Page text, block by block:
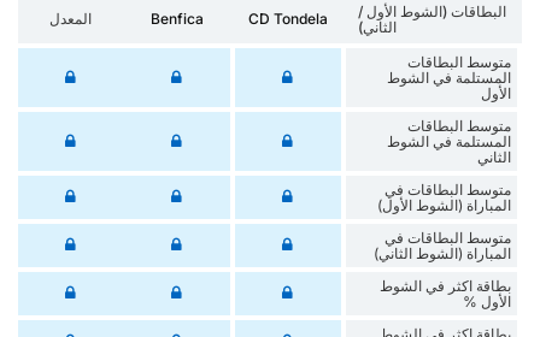
البطاقات (الشوط الأول /
الثاني)
CD Tondela
Benfica المعدل
متوسط البطاقات
المستلمة في الشوط
الأول
متوسط البطاقات
المستلمة في الشوط
الثاني
متوسط البطاقات في
المباراة (الشوط الأول)
متوسط البطاقات في
المباراة (الشوط الثاني)
‏بطاقة اكثر في الشوط
الأول %